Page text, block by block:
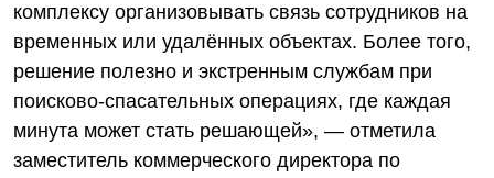
комплексу организовывать связь сотрудников на
временных или удалённых объектах. Более того,
решение полезно и экстренным службам при
поисково-спасательных операциях, где каждая
минута может стать решающей», — отметила
заместитель коммерческого директора по